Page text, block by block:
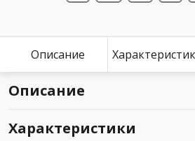
Описание
Описание
Характеристики